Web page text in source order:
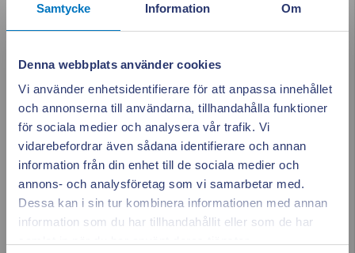
Samtycke Information Om
Denna webbplats använder cookies
Vi använder enhetsidentifierare för att anpassa innehållet
och annonserna till användarna, tillhandahålla funktioner
för sociala medier och analysera vår trafik. Vi
vidarebefordrar även sådana identifierare och annan
information från din enhet till de sociala medier och
annons- och analysföretag som vi samarbetar med.
Dessa kan i sin tur kombinera informationen med annan
information som du har tillhandahållit eller som de har
Är summan jag ser under "Analys" i
appen det jag kommer att betala?
Visar appen rätt siffror?
Ser du inte din energianvändning i
appen?
Stäng
Appen ger dig